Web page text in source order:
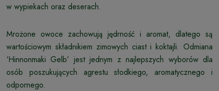
w wypiekach oraz deserach.
Mrożone owoce zachowują jędrność i aromat, dlatego są
wartościowym składnikiem zimowych ciast i koktajli. Odmiana
‘Hinnonmaki Gelb’ jest jednym z najlepszych wyborów dla
osób poszukujących agrestu słodkiego, aromatycznego i
odpornego.